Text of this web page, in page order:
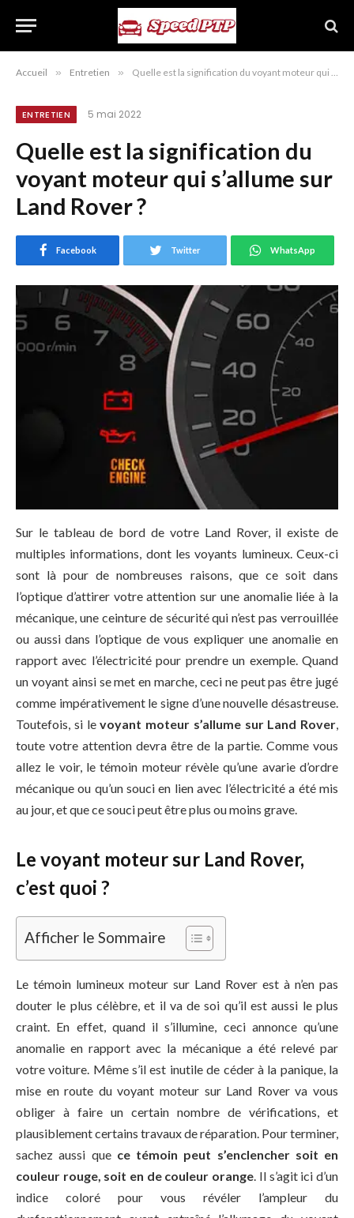
Accueil » Entretien » Quelle est la signification du voyant moteur qui s’allume sur Land Rover ?
ENTRETIEN 5 mai 2022
Quelle est la signification du
voyant moteur qui s’allume sur
Land Rover ?
Facebook Twitter WhatsApp
Sur le tableau de bord de votre Land Rover, il existe de
multiples informations, dont les voyants lumineux. Ceux-ci
sont là pour de nombreuses raisons, que ce soit dans
l’optique d’attirer votre attention sur une anomalie liée à la
mécanique, une ceinture de sécurité qui n’est pas verrouillée
ou aussi dans l’optique de vous expliquer une anomalie en
rapport avec l’électricité pour prendre un exemple. Quand
un voyant ainsi se met en marche, ceci ne peut pas être jugé
comme impérativement le signe d’une nouvelle désastreuse.
Toutefois, si levoyant moteur s’allume sur Land Rover
toute votre attention devra être de la partie. Comme vous
allez le voir, le témoin moteur révèle qu’une avarie d’ordre
mécanique ou qu’un souci en lien avec l’électricité a été mis
au jour, et que ce souci peut être plus ou moins grave.
Le voyant moteur sur Land Rover,
c’est quoi ?
Afficher le Sommaire
Le témoin lumineux moteur sur Land Rover est à n’en pas
douter le plus célèbre, et il va de soi qu’il est aussi le plus
craint. En effet, quand il s’illumine, ceci annonce qu’une
anomalie en rapport avec la mécanique a été relevé par
votre voiture. Même s’il est inutile de céder à la panique, la
mise en route du voyant moteur sur Land Rover va vous
obliger à faire un certain nombre de vérifications, et
plausiblement certains travaux de réparation. Pour terminer,
sachez aussi que ce témoin peut s’enclencher soit en
couleur rouge, soit en de couleur orange. Il s’agit ici d’un
indice coloré pour vous révéler l’ampleur du